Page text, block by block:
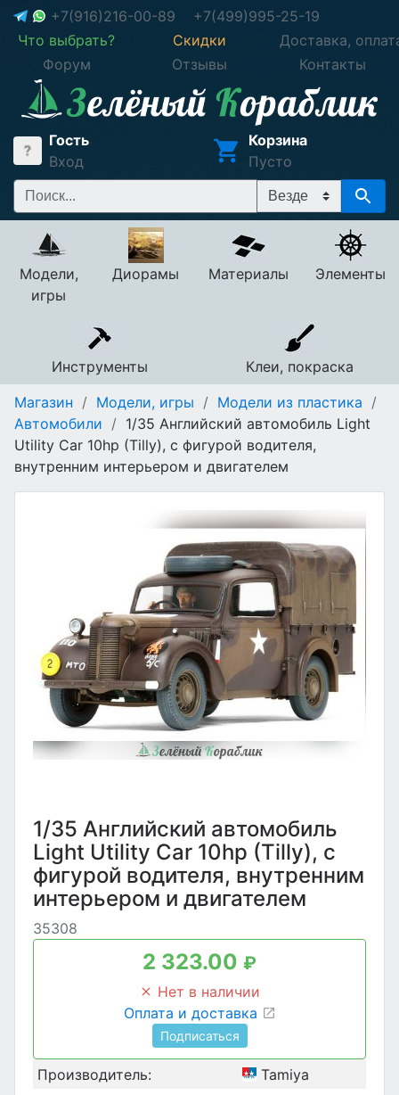
+7(916)216-00-89
+7(499)995-25-19
Что выбрать?
Скидки
Доставка,
Форум
Отзывы Контакты
Гость
Вход
Корзина
Пусто
Модели,
игры
Диорамы Материалы Элементы
Инструменты
Клеи, покраска
Магазин / Модели, игры / Модели из пластика /
Автомобили / 1/35 Английский автомобиль Light
Utility Car 10hp (Tilly), с фигурой водителя,
внутренним интерьером и двигателем
1/35 Английский автомобиль
Light Utility Car 10hp (Tilly), с
фигурой водителя, внутренним
интерьером и двигателем
35308
2 323.00 ₽
Нет в наличии
Оплата и доставка
Подписаться
Производитель: Tamiya